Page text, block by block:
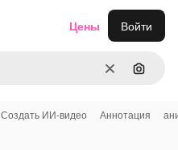
ОчиститьПоиск
Цены Войти
Создать ИИ-видео Аннотация